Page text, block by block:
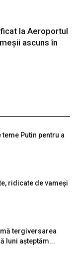
la Aeroportul
ascuns în
Putin pentru a
ridicate de vameși
tergiversarea
luni așteptăm...